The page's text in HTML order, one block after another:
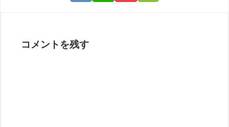
コメントを残す